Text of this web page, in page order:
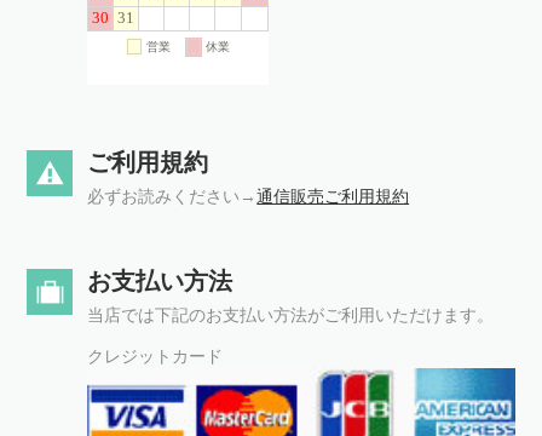
ご利用規約
必ずお読みください→通信販売ご利用規約
お支払い方法
当店では下記のお支払い方法がご利用いただけます。
クレジットカード